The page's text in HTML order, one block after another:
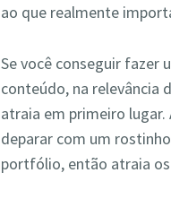
ao que realmente
Se você conseguir
conteúdo, na relevância
atraia em primeiro
deparar com um
portfólio, então atraia